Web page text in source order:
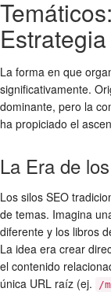
Estrategia
La forma en que
significativamente.
dominante, pero la
ha propiciado el
La Era de
Los silos SEO
de temas. Imagina
diferente y los libros
La idea era crear
el contenido
única URL raíz (ej.
/